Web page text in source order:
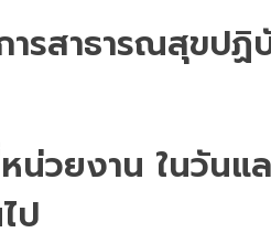
ารสาธารณสุขป
วยงาน ในวันแล
ป